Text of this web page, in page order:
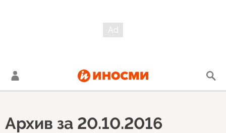
Архив за 20.10.2016